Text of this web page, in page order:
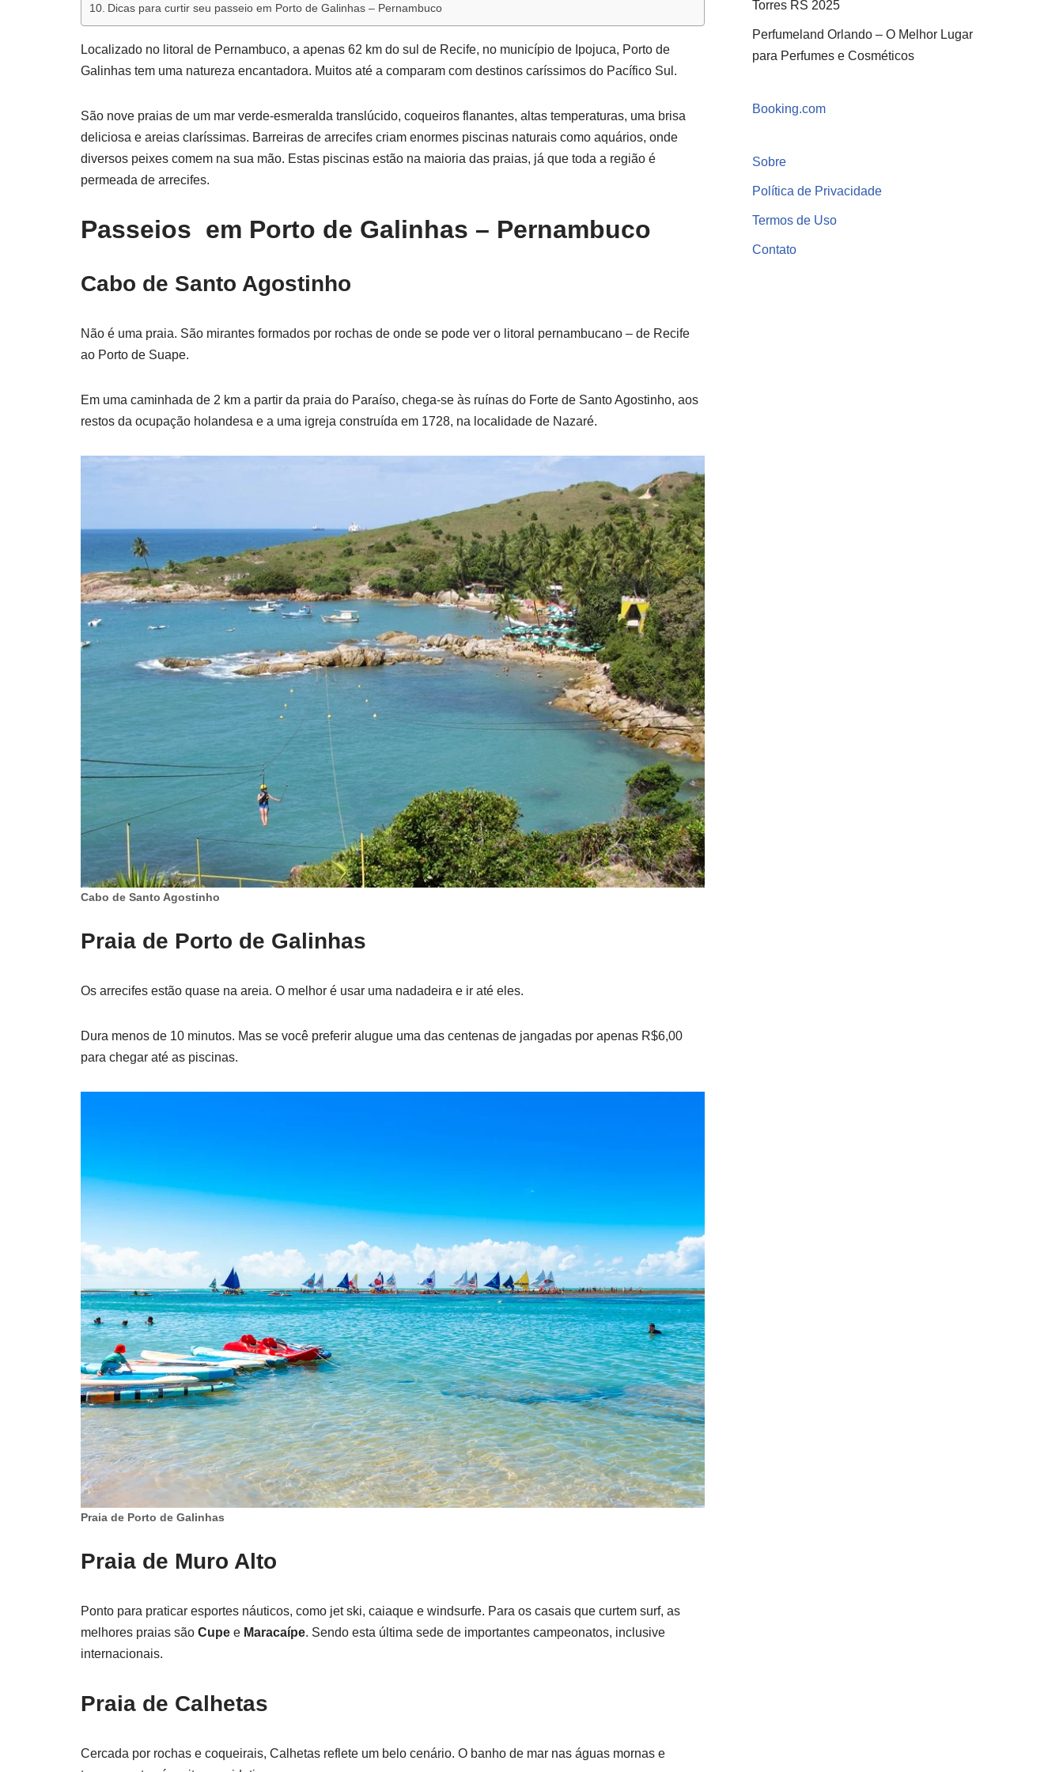
Dicas para curtir seu passeio em Porto de Galinhas – Pernambuco
Localizado no litoral de Pernambuco, a apenas 62 km do sul de Recife, no município de Ipojuca, Porto de
Galinhas tem uma natureza encantadora. Muitos até a comparam com destinos caríssimos do Pacífico Sul.
São nove praias de um mar verde-esmeralda translúcido, coqueiros flanantes, altas temperaturas, uma brisa
deliciosa e areias claríssimas. Barreiras de arrecifes criam enormes piscinas naturais como aquários, onde
diversos peixes comem na sua mão. Estas piscinas estão na maioria das praias, já que toda a região é
permeada de arrecifes.
Passeios em Porto de Galinhas – Pernambuco
Cabo de Santo Agostinho
Não é uma praia. São mirantes formados por rochas de onde se pode ver o litoral pernambucano – de Recife
ao Porto de Suape.
Em uma caminhada de 2 km a partir da praia do Paraíso, chega-se às ruínas do Forte de Santo Agostinho, aos
restos da ocupação holandesa e a uma igreja construída em 1728, na localidade de Nazaré.
Cabo de Santo Agostinho
Praia de Porto de Galinhas
Os arrecifes estão quase na areia. O melhor é usar uma nadadeira e ir até eles.
Dura menos de 10 minutos. Mas se você preferir alugue uma das centenas de jangadas por apenas R$6,00
para chegar até as piscinas.
Praia de Porto de Galinhas
Praia de Muro Alto
Ponto para praticar esportes náuticos, como jet ski, caiaque e windsurfe. Para os casais que curtem surf, as
melhores praias são Cupe e Maracaípe. Sendo esta última sede de importantes campeonatos, inclusive
internacionais.
Praia de Calhetas
Cercada por rochas e coqueirais, Calhetas reflete um belo cenário. O banho de mar nas águas mornas e
Torres RS 2025
Perfumeland Orlando – O Melhor Lugar
para Perfumes e Cosméticos
Booking.com
Sobre
Política de Privacidade
Termos de Uso
Contato